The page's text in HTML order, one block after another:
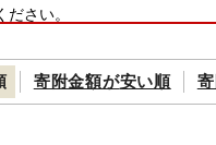
ださい。
わせ先（電話番号）：
寄附金額が安い順